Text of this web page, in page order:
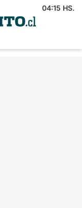
04:15 HS.